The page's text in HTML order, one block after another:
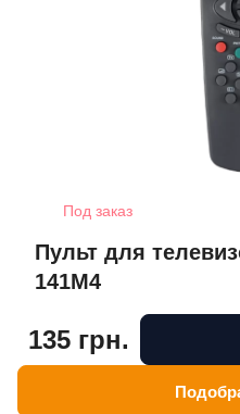
Под заказ
Пульт для
141M4
135 грн.